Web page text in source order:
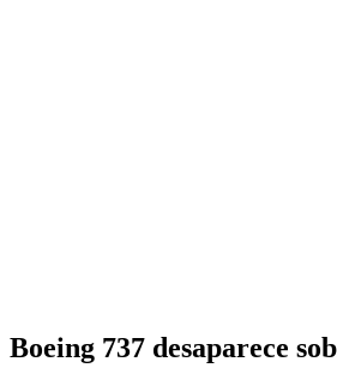
Boeing 737 desaparece